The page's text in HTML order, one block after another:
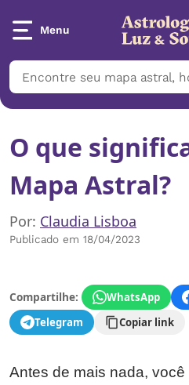
Menu
O que
Mapa Astral?
Por: Claudia Lisboa
Publicado em 18/04/2023
Compartilhe: WhatsApp
Telegram
Copiar link
Antes de mais nada,